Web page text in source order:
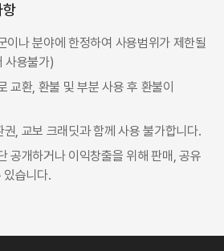
이나 분야에 한정하여 사용범위가 제한될
사용불가)
교환, 환불 및 부분 사용 후 환불이
, 교보 크래딧과 함께 사용 불가합니다.
공개하거나 이익창출을 위해 판매, 공유
있습니다.